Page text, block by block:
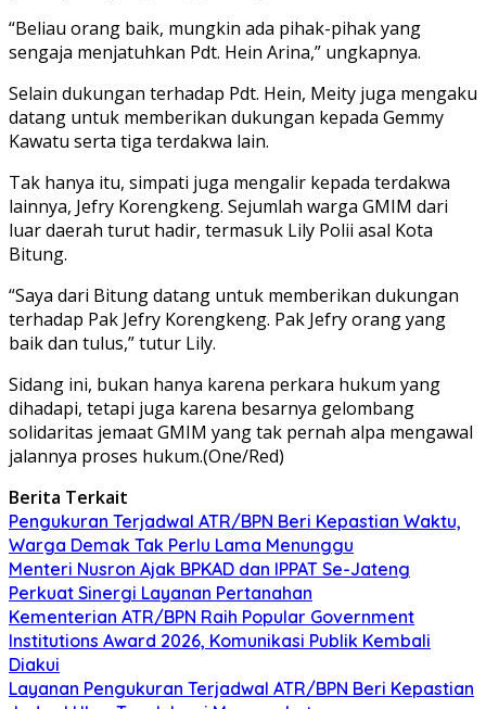
“Beliau orang baik, mungkin ada pihak-pihak yang
sengaja menjatuhkan Pdt. Hein Arina,” ungkapnya.
Selain dukungan terhadap Pdt. Hein, Meity juga mengaku
datang untuk memberikan dukungan kepada Gemmy
Kawatu serta tiga terdakwa lain.
Tak hanya itu, simpati juga mengalir kepada terdakwa
lainnya, Jefry Korengkeng. Sejumlah warga GMIM dari
luar daerah turut hadir, termasuk Lily Polii asal Kota
Bitung.
“Saya dari Bitung datang untuk memberikan dukungan
terhadap Pak Jefry Korengkeng. Pak Jefry orang yang
baik dan tulus,” tutur Lily.
Sidang ini, bukan hanya karena perkara hukum yang
dihadapi, tetapi juga karena besarnya gelombang
solidaritas jemaat GMIM yang tak pernah alpa mengawal
jalannya proses hukum.(One/Red)
Berita Terkait
Pengukuran Terjadwal ATR/BPN Beri Kepastian Waktu,
Warga Demak Tak Perlu Lama Menunggu
Menteri Nusron Ajak BPKAD dan IPPAT Se-Jateng
Perkuat Sinergi Layanan Pertanahan
Kementerian ATR/BPN Raih Popular Government
Institutions Award 2026, Komunikasi Publik Kembali
Diakui
Layanan Pengukuran Terjadwal ATR/BPN Beri Kepastian